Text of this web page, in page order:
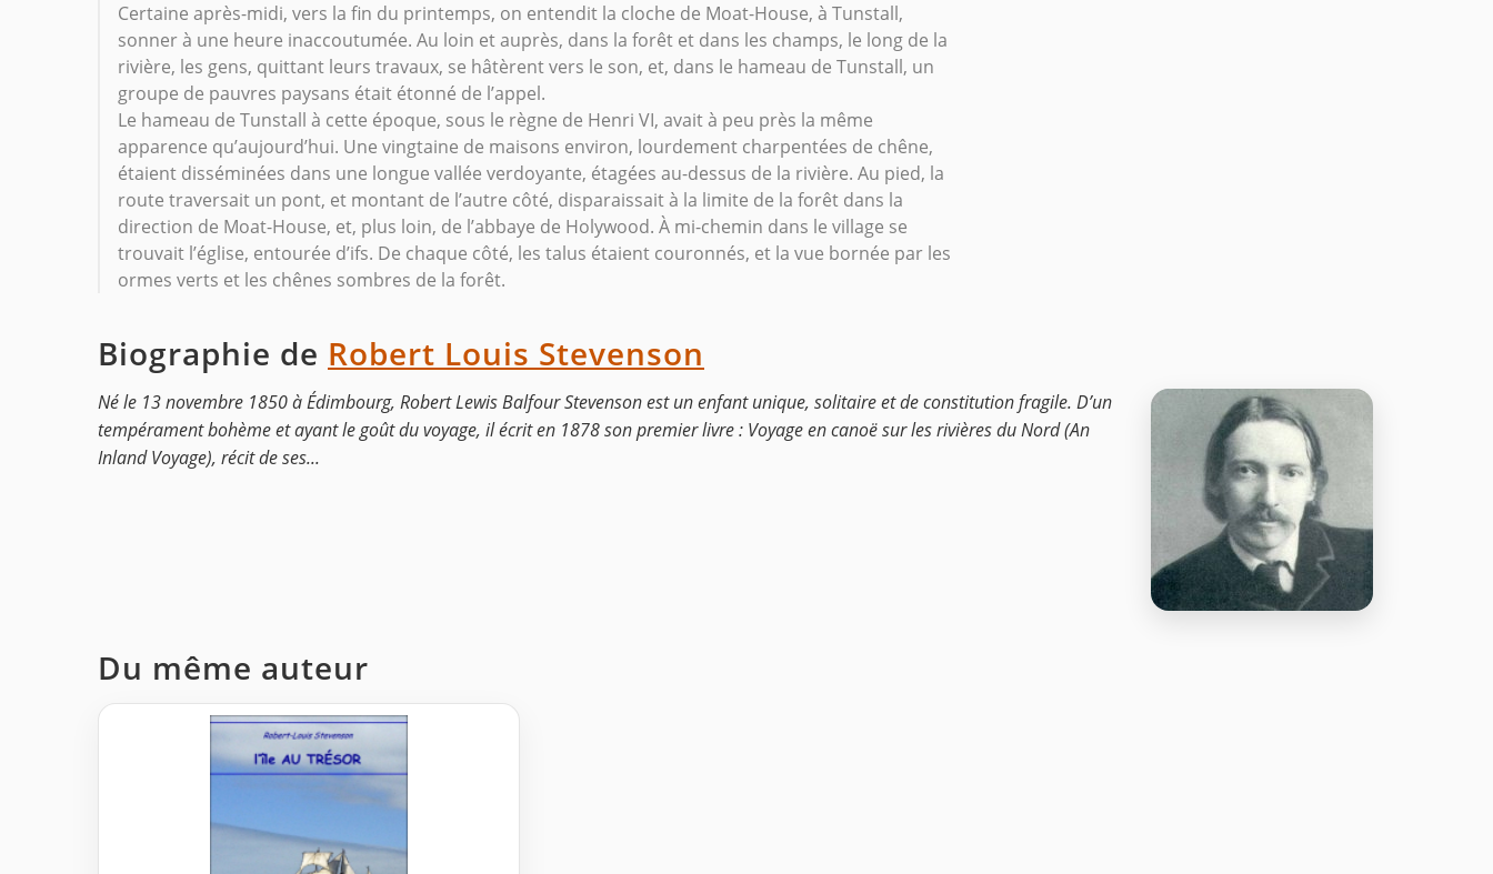
Certaine après-midi, vers la fin du printemps, on entendit la cloche de Moat-House, à Tunstall,
sonner à une heure inaccoutumée. Au loin et auprès, dans la forêt et dans les champs, le long de la
rivière, les gens, quittant leurs travaux, se hâtèrent vers le son, et, dans le hameau de Tunstall, un
groupe de pauvres paysans était étonné de l’appel.
Le hameau de Tunstall à cette époque, sous le règne de Henri VI, avait à peu près la même
apparence qu’aujourd’hui. Une vingtaine de maisons environ, lourdement charpentées de chêne,
étaient disséminées dans une longue vallée verdoyante, étagées au-dessus de la rivière. Au pied, la
route traversait un pont, et montant de l’autre côté, disparaissait à la limite de la forêt dans la
direction de Moat-House, et, plus loin, de l’abbaye de Holywood. À mi-chemin dans le village se
trouvait l’église, entourée d’ifs. De chaque côté, les talus étaient couronnés, et la vue bornée par les
ormes verts et les chênes sombres de la forêt.
Biographie de Robert Louis Stevenson
Né le 13 novembre 1850 à Édimbourg, Robert Lewis Balfour Stevenson est un enfant unique, solitaire et de constitution fragile. D’un
tempérament bohème et ayant le goût du voyage, il écrit en 1878 son premier livre : Voyage en canoë sur les rivières du Nord (An
Inland Voyage), récit de ses...
Du même auteur